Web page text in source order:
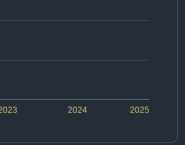
2024 2025